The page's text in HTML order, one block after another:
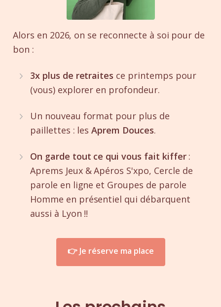
Alors en 2026, on se reconnecte à soi pour de
bon :
3x plus de retraites ce printemps pour
(vous) explorer en profondeur.
Un nouveau format pour plus de
paillettes : lesAprem Douces.
On garde tout ce qui vous fait kiffer:
Aprems Jeux & Apéros S'xpo, Cercle de
parole en ligne et Groupes de parole
Homme en présentiel qui débarquent
aussi à Lyon !!
👉 Je réserve ma place